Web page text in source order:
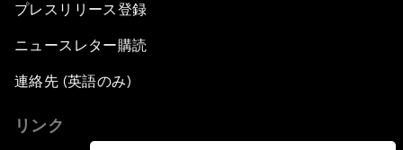
プレスリリース登録
ニュースレター購読
連絡先 (英語のみ)
リンク